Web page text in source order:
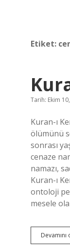
Etiket:
Tarih: Ekim
Kuran-ı
ölümünü
sonrası
cenaze
namazı,
Kuran-ı
ontoloji
mesele
Devamını